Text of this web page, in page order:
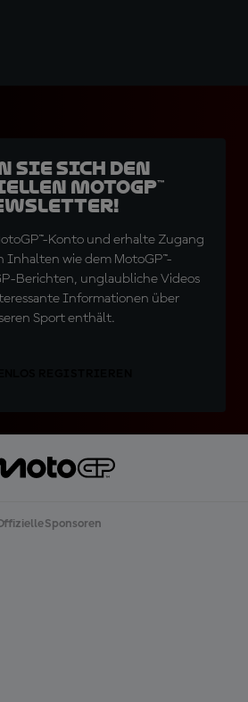
Sie sich den
MotoGP™
Konto und erhalte Zugang
Inhalten wie dem MotoGP™-
Berichten, unglaubliche Videos
Informationen über
Sport enthält.
Sponsoren